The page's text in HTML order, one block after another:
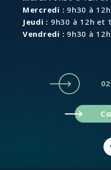
Mercredi : 9h30 à 12h
Jeudi : 9h30 à 12h et
Vendredi : 9h30 à